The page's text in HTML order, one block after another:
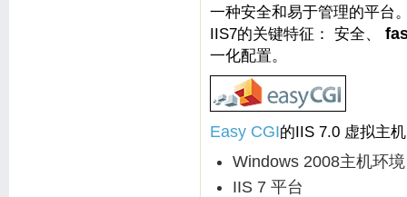
一种安全和易于管理的平台
IIS7的关键特征： 安全、
一化配置。
Easy CGI的IIS 7.0 虚拟主
Windows 2008主机环境
IIS 7 平台